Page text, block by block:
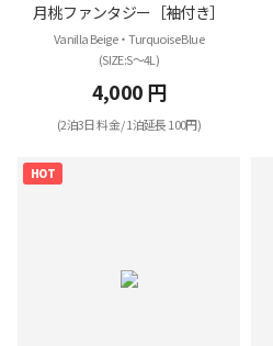
月桃ファンタジー［袖付き］
Vanilla Beige・Turquoise Blue
(SIZE:S～4L)
4,000 円
(2泊3日 料金 / 1泊延長 100円)
HOT